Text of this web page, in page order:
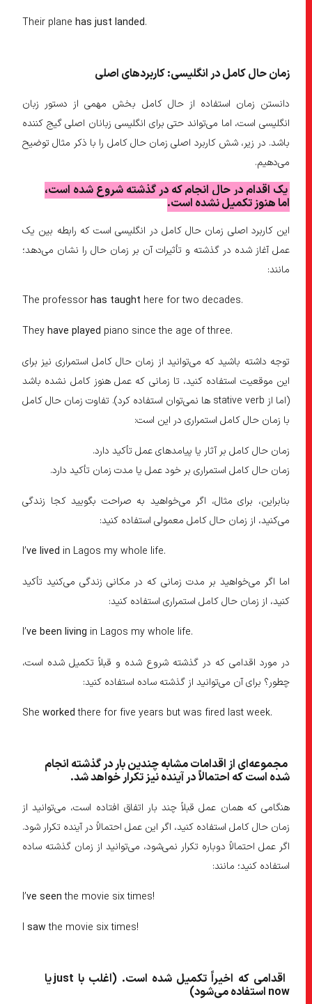
Their planehas just landed
زمان حال کامل در انگلیسی: کاربرد‌های اصلی
دانستن زمان استفاده از حال کامل بخش مهمی از دستور زبان
انگلیسی است، اما می‌تواند حتی برای انگلیسی زبانان اصلی گیج کننده
باشد. در زیر، شش کاربرد اصلی زمان حال کامل را با ذکر مثال توضیح
می‌دهیم.
یک اقدام در حال انجام که در گذشته شروع شده است،
اما هنوز تکمیل نشده است.
این کاربرد اصلی زمان حال کامل در انگلیسی است که رابطه بین یک
عمل آغاز شده در گذشته و تأثیرات آن بر زمان حال را نشان می‌دهد؛
مانند:
The professorhas taughthere for two decades.
Theyhave playedpiano since the age of three.
توجه داشته باشید که می‌توانید از زمان حال کامل استمراری نیز برای
این موقعیت استفاده کنید، تا زمانی که عمل هنوز کامل نشده باشد
(اما از stative verb ها نمی‌توان استفاده کرد). تفاوت زمان حال کامل
با زمان حال کامل استمراری در این است:
زمان حال کامل بر آثار یا پیامدهای عمل تأکید دارد.
زمان حال کامل استمراری بر خود عمل یا مدت زمان تأکید دارد.
بنابراین، برای مثال، اگر می‌خواهید به صراحت بگویید کجا زندگی
می‌کنید، از زمان حال کامل معمولی استفاده کنید:
I’ve livedin Lagos my whole life.
اما اگر می‌خواهید بر مدت زمانی که در مکانی زندگی می‌کنید تأکید
کنید، از زمان حال کامل استمراری استفاده کنید:
I’ve been livingin Lagos my whole life.
در مورد اقدامی که در گذشته شروع شده و قبلاً تکمیل شده است،
چطور؟ برای آن می‌توانید از گذشته ساده استفاده کنید:
Sheworkedthere for five years but was fired last week.
مجموعه‌ای از اقدامات مشابه چندین بار در گذشته انجام
شده است که احتمالاً در آینده نیز تکرار خواهد شد.
هنگامی که همان عمل قبلاً چند بار اتفاق افتاده است، می‌توانید از
زمان حال کامل استفاده کنید، اگر این عمل احتمالاً در آینده تکرار شود.
اگر عمل احتمالاً دوباره تکرار نمی‌شود، می‌توانید از زمان گذشته ساده
استفاده کنید؛ مانند:
I’ve seenthe movie six times!
Isawthe movie six times!
اقدامی که اخیراً تکمیل شده است. (اغلب با just یا
now استفاده می‌شود)